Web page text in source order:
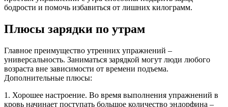
бодрости и помочь избавиться от лишних килограмм.
Плюсы зарядки по утрам
Главное преимущество утренних упражнений –
универсальность. Заниматься зарядкой могут люди любого
возраста вне зависимости от времени подъема.
Дополнительные плюсы:
1. Хорошее настроение. Во время выполнения упражнений в
кровь начинает поступать большое количество эндорфина –